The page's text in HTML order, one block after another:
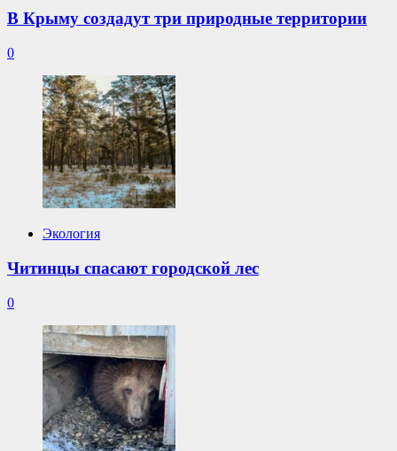
В Крыму создадут три природные территории
0
Экология
Читинцы спасают городской лес
0